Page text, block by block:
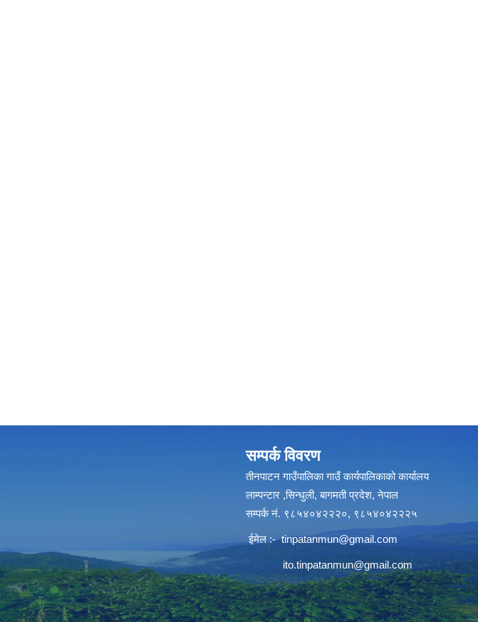
सम्पर्क विवरण
तीनपाटन गाउँपालिका गाउँ कार्यपालिकाको कार्यालय
लाम्पन्टार ,सिन्धुली, बागमती प्रदेश, नेपाल
सम्पर्क नं. ९८५४०४२२२०, ९८५४०४२२२५
ईमेल :-tinpatanmun@gmail.com
ito.tinpatanmun@gmail.com